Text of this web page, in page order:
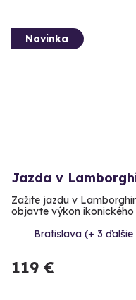
Novinka
Jazda v
Zažite jazdu v
objavte výkon ikonického
Bratislava (+ 3
119 €